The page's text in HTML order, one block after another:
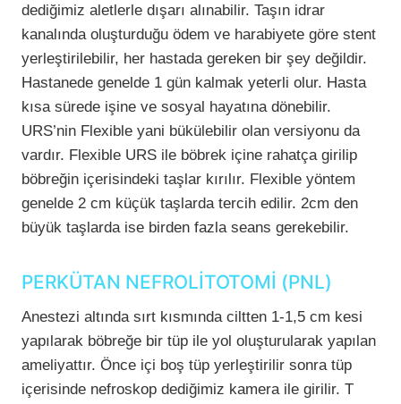
dediğimiz aletlerle dışarı alınabilir. Taşın idrar
kanalında oluşturduğu ödem ve harabiyete göre stent
yerleştirilebilir, her hastada gereken bir şey değildir.
Hastanede genelde 1 gün kalmak yeterli olur. Hasta
kısa sürede işine ve sosyal hayatına dönebilir.
URS’nin Flexible yani bükülebilir olan versiyonu da
vardır. Flexible URS ile böbrek içine rahatça girilip
böbreğin içerisindeki taşlar kırılır. Flexible yöntem
genelde 2 cm küçük taşlarda tercih edilir. 2cm den
büyük taşlarda ise birden fazla seans gerekebilir.
PERKÜTAN NEFROLİTOTOMİ (PNL)
Anestezi altında sırt kısmında ciltten 1-1,5 cm kesi
yapılarak böbreğe bir tüp ile yol oluşturularak yapılan
ameliyattır. Önce içi boş tüp yerleştirilir sonra tüp
içerisinde nefroskop dediğimiz kamera ile girilir. T